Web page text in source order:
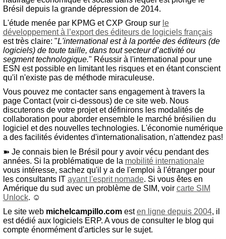
Brésil depuis la grande dépression de 2014.
L'étude menée par KPMG et CXP Group sur le
développement à l’export des éditeurs de logiciels français
est très claire: "L'international est à la portée des éditeurs (de
logiciels) de toute taille, dans tout secteur d’activité ou
segment technologique." Réussir à l'international pour une
ESN est possible en limitant les risques et en étant conscient
qu'il n'existe pas de méthode miraculeuse.
Vous pouvez me contacter sans engagement à travers la
page Contact (voir ci-dessous) de ce site web. Nous
discuterons de votre projet et définirons les modalités de
collaboration pour aborder ensemble le marché brésilien du
logiciel et des nouvelles technologies. L'économie numérique
a des facilités évidentes d'internationalisation, n'attendez pas!
➽ Je connais bien le Brésil pour y avoir vécu pendant des
années. Si la problématique de la mobilité internationale
vous intéresse, sachez qu'il y a de l'emploi à l'étranger pour
les consultants IT ayant l'esprit nomade. Si vous êtes en
Amérique du sud avec un problème de SIM, voir carte SIM
Unlock. ☺
Le site web michelcampillo.comesten ligne depuis 2004, il
est dédié aux logiciels ERP. A vous de consulter le blog qui
compte énormément d'articles sur le sujet.